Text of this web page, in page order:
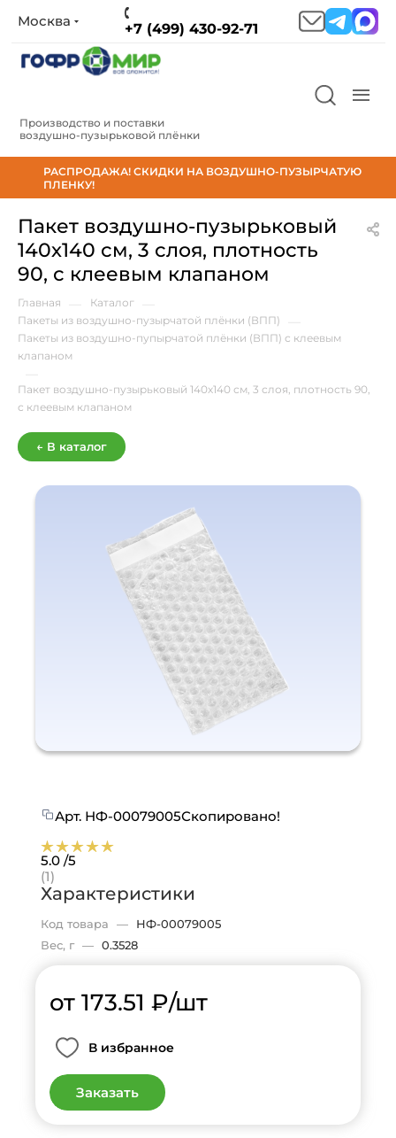
Москва +7 (499) 430-92-71
Производство и поставки
воздушно‑пузырьковой плёнки
РАСПРОДАЖА! СКИДКИ НА ВОЗДУШНО-ПУЗЫРЧАТУЮ
ПЛЕНКУ!
Пакет воздушно-пузырьковый
140х140 см, 3 слоя, плотность
90, с клеевым клапаном
Главная Каталог
Пакеты из воздушно-пузырчатой плёнки (ВПП)
Пакеты из воздушно-пупырчатой плёнки (ВПП) с клеевым
клапаном
Пакет воздушно-пузырьковый 140х140 см, 3 слоя, плотность 90,
с клеевым клапаном
← В каталог
Арт. НФ-00079005Скопировано!
5.0 /5
(1)
Характеристики
Код товара —
НФ-00079005
Вес, г — 0.3528
от 173.51 ₽/шт
В избранное
Заказать